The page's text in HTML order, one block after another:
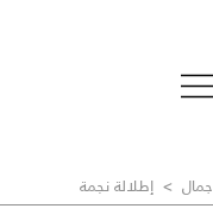
جمال > إطلالة نجمة